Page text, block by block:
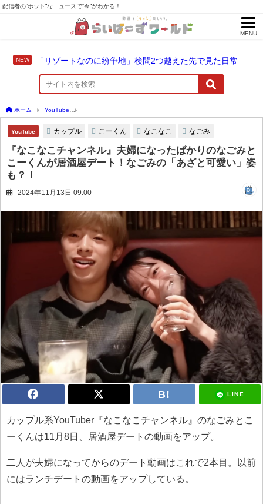
配信者の“ホット”なニュースで“今”がわかる！
MENU
「リゾートなのに紛争地」検問2つ越えた先で見た日常
ホーム YouTube
YouTube カップル こーくん なこなこ なごみ
『なこなこチャンネル』夫婦になったばかりのなごみと
こーくんが居酒屋デート！なごみの「あざと可愛い」姿
も？！
2024年11月13日 09:00
LINE
カップル系YouTuber『なこなこチャンネル』のなごみとこ
ーくんは11月8日、居酒屋デートの動画をアップ。
二人が夫婦になってからのデート動画はこれで2本目。以前
にはランチデートの動画をアップしている。